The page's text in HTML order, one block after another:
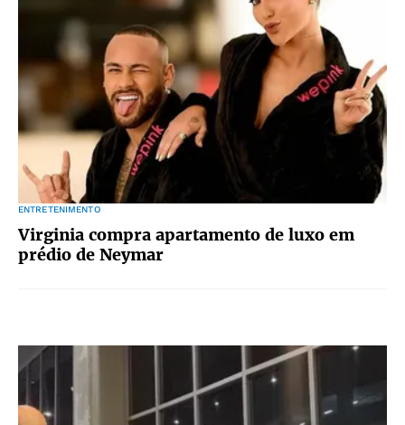
ENTRETENIMENTO
Virginia compra apartamento de luxo em
prédio de Neymar